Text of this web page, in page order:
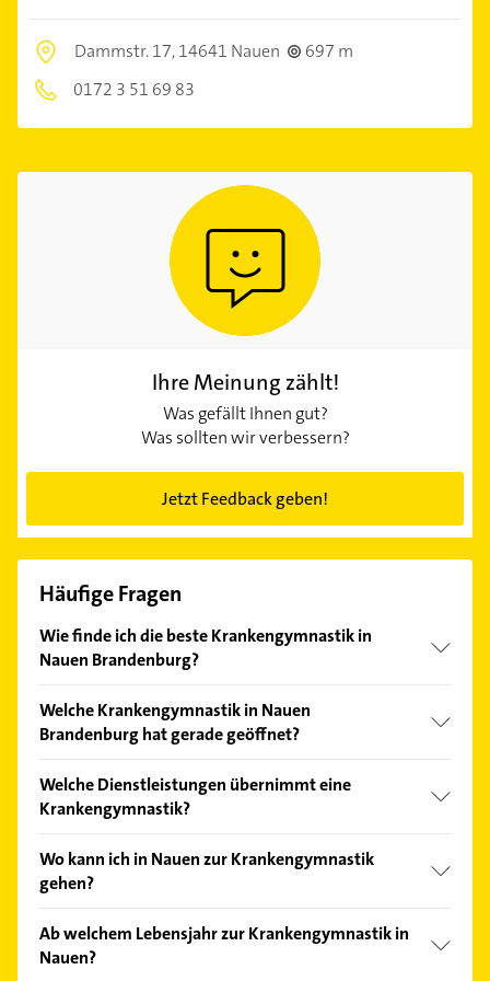
Dammstr. 17,14641 Nauen
697 m
0172 3 51 69 83
Ihre Meinung zählt!
Was gefällt Ihnen gut?
Was sollten wir verbessern?
Jetzt Feedback geben!
Häufige Fragen
Wie finde ich die beste Krankengymnastik in
Nauen Brandenburg?
Kundenmeinungen und profitieren Sie von den
Empfehlungen. Die Suchergebnisse können Sie sich
Welche Krankengymnastik in Nauen
Brandenburg hat gerade geöffnet?
Bitte beachten Sie, dass diese an Sonn- und
Feiertagen abweichen können.
Welche Dienstleistungen übernimmt eine
Krankengymnastik?
Lymphdrainage und Rückenschule.
Wo kann ich in Nauen zur Krankengymnastik
gehen?
Krankengymnastik an. Denn nur mit einer
entsprechenden Qualifizierung darf die Leistung
Ab welchem Lebensjahr zur Krankengymnastik in
Nauen?